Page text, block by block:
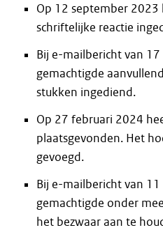
Op 12 september 2023
schriftelijke reactie
Bij e-mailbericht van
gemachtigde
stukken ingediend.
Op 27 februari 2024
plaatsgevonden. Het
gevoegd.
Bij e-mailbericht van
gemachtigde onder
het bezwaar aan te